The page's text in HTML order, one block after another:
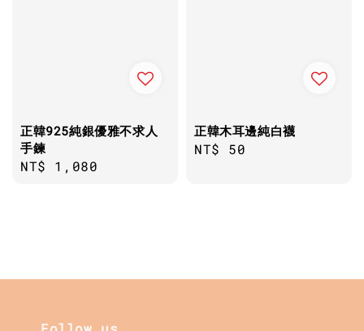
正韓925純銀優雅不求人
手鍊
Regular
NT$ 1,080
正韓木耳邊純白襪
Regular
NT$ 50